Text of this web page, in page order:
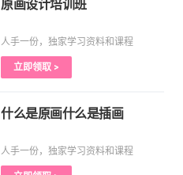
原画设计培训班
人手一份，独家学习资料和课程
立即领取 >
什么是原画什么是插画
人手一份，独家学习资料和课程